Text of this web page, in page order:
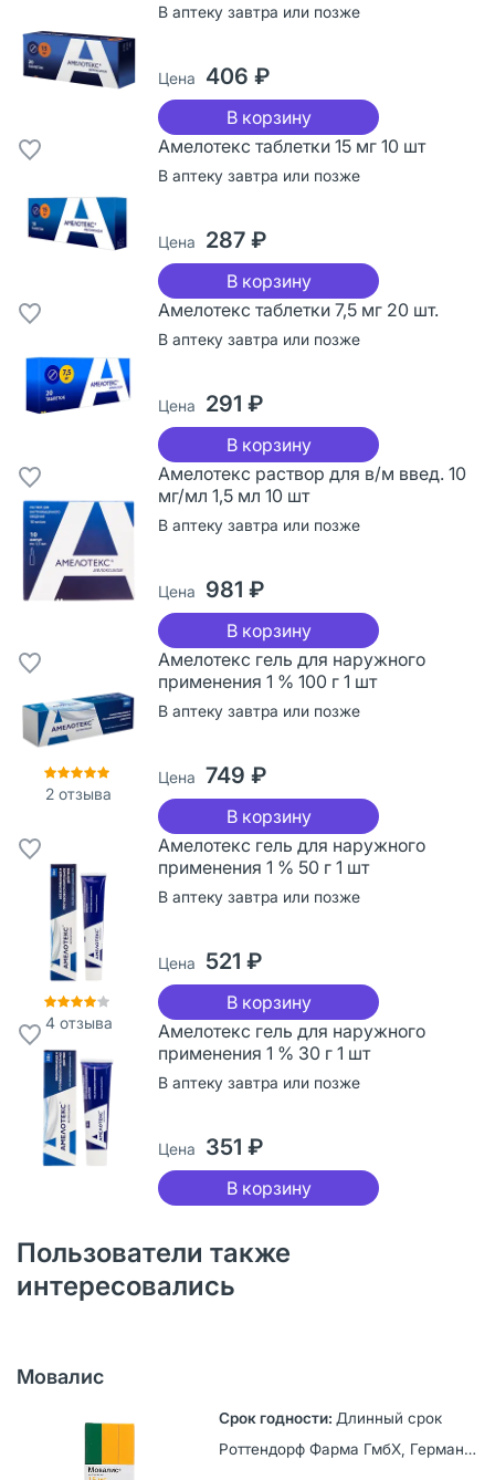
В аптеку завтра или позже
Цена 406 ₽
В корзину
Амелотекс таблетки 15 мг 10 шт
В аптеку завтра или позже
Цена 287 ₽
В корзину
Амелотекс таблетки 7,5 мг 20 шт.
В аптеку завтра или позже
Цена 291 ₽
В корзину
Амелотекс раствор для в/м введ. 10
мг/мл 1,5 мл 10 шт
В аптеку завтра или позже
Цена 981 ₽
В корзину
2 отзыва
Амелотекс гель для наружного
применения 1 % 100 г 1 шт
В аптеку завтра или позже
Цена 749 ₽
В корзину
4отзыва
Амелотекс гель для наружного
применения 1 % 50 г 1 шт
В аптеку завтра или позже
Цена 521 ₽
В корзину
Амелотекс гель для наружного
применения 1 % 30 г 1 шт
В аптеку завтра или позже
Цена 351 ₽
В корзину
Пользователи также
интересовались
Мовалис
Длинный срок
Роттендорф Фарма ГмбХ, Германия